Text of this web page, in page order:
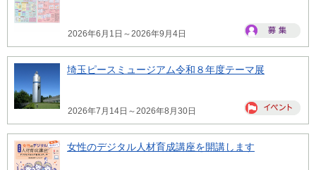
2026年6月1日～2026年9月4日
埼玉ピースミュージアム令和８年度テーマ展
2026年7月14日～2026年8月30日
女性のデジタル人材育成講座を開講します